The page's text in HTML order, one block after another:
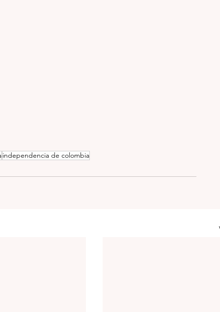
independencia de colombia